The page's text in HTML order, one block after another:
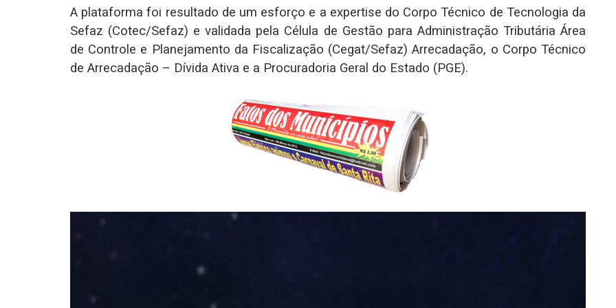
A plataforma foi resultado de um esforço e a expertise do Corpo Técnico de Tecnologia da
Sefaz (Cotec/Sefaz) e validada pela Célula de Gestão para Administração Tributária Área
de Controle e Planejamento da Fiscalização (Cegat/Sefaz) Arrecadação, o Corpo Técnico
de Arrecadação – Dívida Ativa e a Procuradoria Geral do Estado (PGE).
Tocador